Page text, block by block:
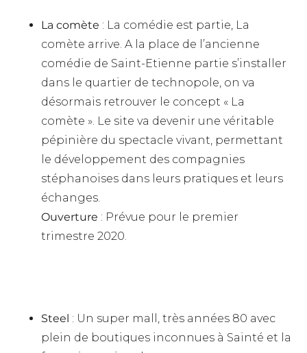
La comète : La comédie est partie, La
comète arrive. A la place de l’ancienne
comédie de Saint-Etienne partie s’installer
dans le quartier de technopole, on va
désormais retrouver le concept « La
comète ». Le site va devenir une véritable
pépinière du spectacle vivant, permettant
le développement des compagnies
stéphanoises dans leurs pratiques et leurs
échanges.
Ouverture : Prévue pour le premier
trimestre 2020.
Steel : Un super mall, très années 80 avec
plein de boutiques inconnues à Sainté et la